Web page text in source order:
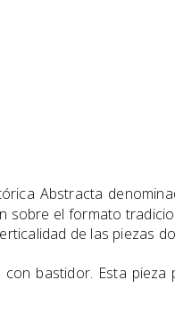
Abstracta
sobre el formato
de las piezas
bastidor. Esta